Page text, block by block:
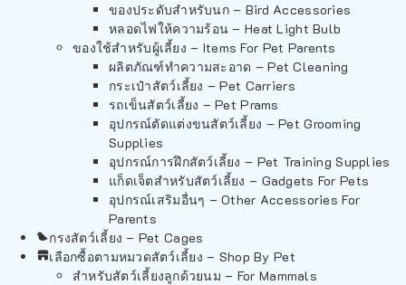
ของประดับสำหรับนก – Bird Accessories
หลอดไฟให้ความร้อน – Heat Light Bulb
ของใช้สำหรับผู้เลี้ยง – Items For Pet Parents
ผลิตภัณฑ์ทำความสะอาด – Pet Cleaning
กระเป๋าสัตว์เลี้ยง – Pet Carriers
รถเข็นสัตว์เลี้ยง – Pet Prams
อุปกรณ์ตัดแต่งขนสัตว์เลี้ยง – Pet Grooming
Supplies
อุปกรณ์การฝึกสัตว์เลี้ยง – Pet Training Supplies
แก็ดเจ็ตสำหรับสัตว์เลี้ยง – Gadgets For Pets
อุปกรณ์เสริมอื่นๆ – Other Accessories For
Parents
กรงสัตว์เลี้ยง – Pet Cages
เลือกซื้อตามหมวดสัตว์เลี้ยง – Shop By Pet
สำหรับสัตว์เลี้ยงลูกด้วยนม – For Mammals